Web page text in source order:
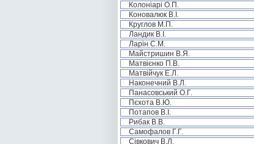
Колоніарі О.П.
Коновалюк В.І.
Круглов М.П.
Ландик В.І.
Ларін С.М.
Майстришин В.Я.
Матвієнко П.В.
Матвійчук Е.Л.
Наконечний В.Л.
Панасовський О.Г.
Пєхота В.Ю.
Потапов В.І.
Рибак В.В.
Самофалов Г.Г.
Сівкович В.Л.